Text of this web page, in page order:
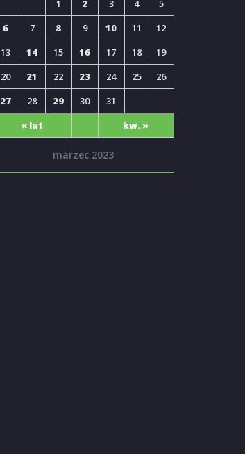
marzec 2023
« lut kw. »
1 2 3 4
5
6
7 8 9 10 11
12
13
14 15 16 17 18
19
20
21 22 23 24 25
26
27
28 29 30 31